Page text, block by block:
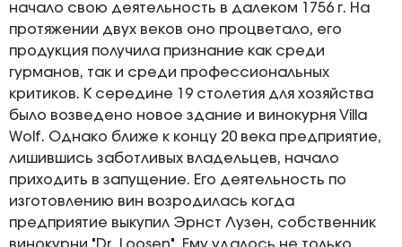
начало свою деятельность в далеком 1756 г. На
протяжении двух веков оно процветало, его
продукция получила признание как среди
гурманов, так и среди профессиональных
критиков. К середине 19 столетия для хозяйства
было возведено новое здание и винокурня Villa
Wolf. Однако ближе к концу 20 века предприятие,
лишившись заботливых владельцев, начало
приходить в запущение. Его деятельность по
изготовлению вин возродилась когда
предприятие выкупил Эрнст Лузен, собственник